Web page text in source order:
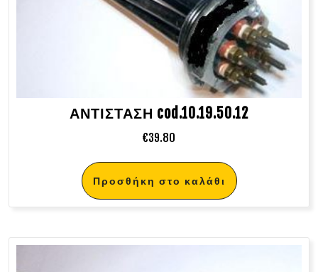
ΑΝΤΙΣΤΑΣΗ cod.10.19.50.12
€39.80
Προσθήκη στο καλάθι